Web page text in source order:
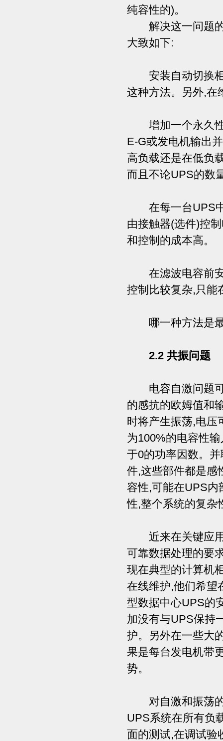
纯容性的)。
解决这一问题的
大致如下:
安装自动切换柜,
这种方法。另外,在
增加一个永久性
E-G或发电机输出
高负载还是在低负
而且不论UPS的数
在每一台UPS中
由接触器(选件)控
和控制的成本高。
在滤波电容前安
控制比较复杂,只能
哪一种方法是最
2.2 共振问题
电容自激问题可
的感抗的欧姆值和
时将产生振荡,电压
为100%的电容性
于0的功率因数。
件,这些部件都是感
容性,可能在UPS内
性,整个系统的复杂
近来在关键应用
可靠数据处理的要
现在典型的计算机
在线维护,他们希望
型数据中心UPS的
加没有与UPS保持
护。另外在一些大
果是每台发电机带
势。
对自激和振荡的
UPS系统在所有负
面的测试,在调试验